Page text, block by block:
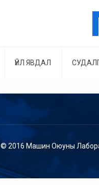
ҮЙЛ ЯВДАЛ
© 2016 Машин Оюуны